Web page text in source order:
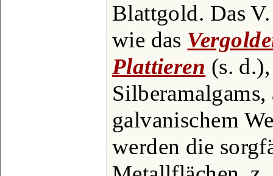
Blattgold. Das
wie das
Plattieren (s.
galvanischem
werden die